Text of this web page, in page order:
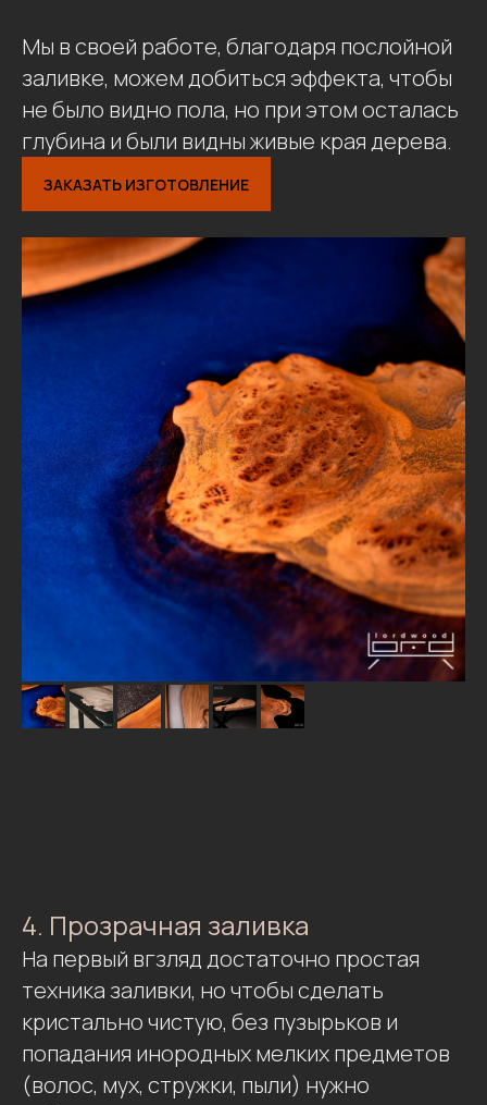
Мы в своей работе, благодаря послойной
заливке, можем добиться эффекта, чтобы
не было видно пола, но при этом осталась
глубина и были видны живые края дерева.
ЗАКАЗАТЬ ИЗГОТОВЛЕНИЕ
4. Прозрачная заливка
На первый вгзляд достаточно простая
техника заливки, но чтобы сделать
кристально чистую, без пузырьков и
попадания инородных мелких предметов
(волос, мух, стружки, пыли) нужно